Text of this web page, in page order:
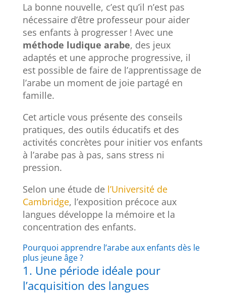
La bonne nouvelle, c’est qu’il n’est pas
nécessaire d’être professeur pour aider
ses enfants à progresser ! Avec une
méthode ludique arabe, des jeux
adaptés et une approche progressive, il
est possible de faire de l’apprentissage de
l’arabe un moment de joie partagé en
famille.
Cet article vous présente des conseils
pratiques, des outils éducatifs et des
activités concrètes pour initier vos enfants
à l’arabe pas à pas, sans stress ni
pression.
Selon une étude de l’Université de
Cambridge, l’exposition précoce aux
langues développe la mémoire et la
concentration des enfants.
Pourquoi apprendre l’arabe aux enfants dès le
plus jeune âge ?
1. Une période idéale pour
l’acquisition des langues